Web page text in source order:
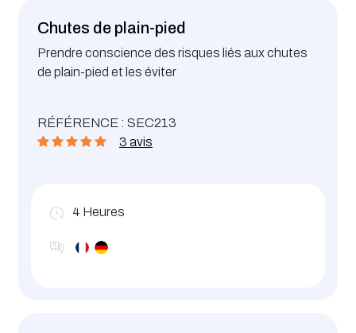
Chutes de plain-pied
Prendre conscience des risques liés aux chutes
de plain-pied et les éviter
RÉFÉRENCE : SEC213
3 avis
4 Heures